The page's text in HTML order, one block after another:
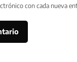
con cada nueva